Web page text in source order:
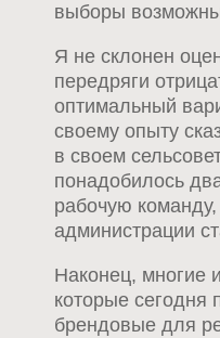
выборы
Я не склонен
передряги
оптимальный
своему опыту
в своем
понадобилось
рабочую
администрации
Наконец, многие
которые сегодня
брендовые для